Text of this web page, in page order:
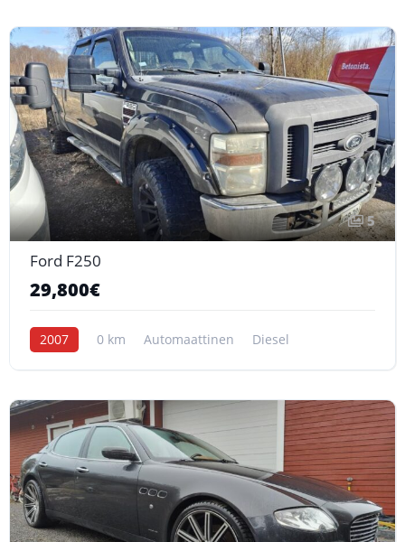
5
Ford F250
29,800€
2007 0 km Automaattinen Diesel